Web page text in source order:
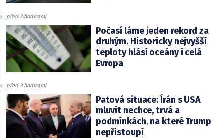
před 2 hodinami
Počasí láme jeden rekord za
druhým. Historicky nejvyšší
teploty hlásí oceány i celá
Evropa
před 3 hodinami
Patová situace: Írán s USA
mluvit nechce, trvá a
podmínkách, na které Trump
nepřistoupí